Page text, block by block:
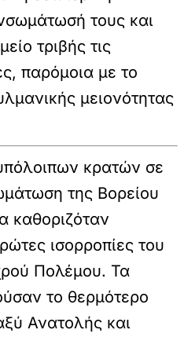
τους και
τριβής τις
παρόμοια με το
μειονότητας
κρατών σε
της Βορείου
καθοριζόταν
ισορροπίες του
Πολέμου. Τα
το θερμότερο
Ανατολής και